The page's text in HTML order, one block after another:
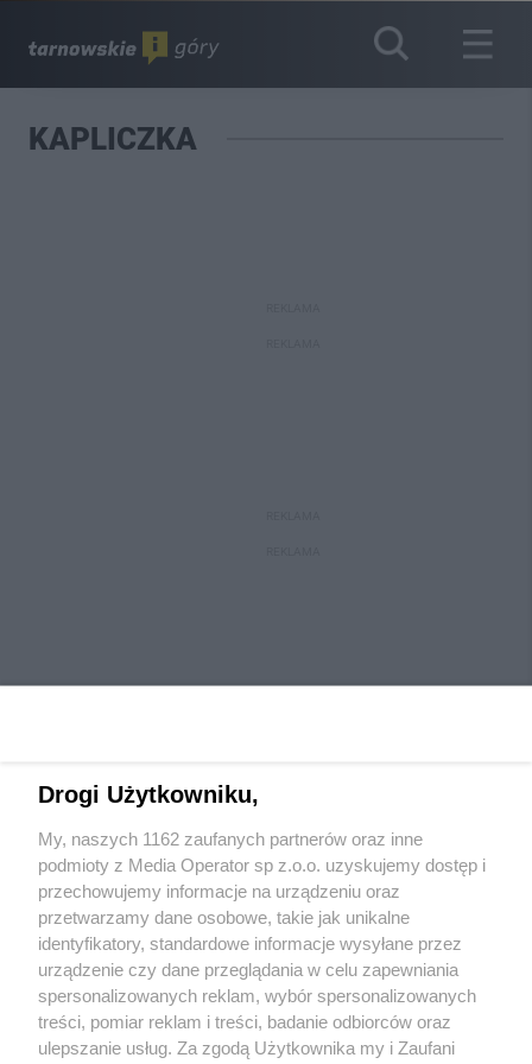
KAPLICZKA
Wydawca mediówlokalnych
Nie zapomnij
zapoznać się z:
polityką prywatności regulamin korzystania z portali
Twojemiasto Skontaktuj się z nami
Drogi Użytkowniku,
My, naszych 1162 zaufanych partnerów oraz inne
podmioty z Media Operator sp z.o.o. uzyskujemy dostęp i
przechowujemy informacje na urządzeniu oraz
przetwarzamy dane osobowe, takie jak unikalne
identyfikatory, standardowe informacje wysyłane przez
urządzenie czy dane przeglądania w celu zapewniania
spersonalizowanych reklam, wybór spersonalizowanych
treści, pomiar reklam i treści, badanie odbiorców oraz
ulepszanie usług. Za zgodą Użytkownika my i Zaufani